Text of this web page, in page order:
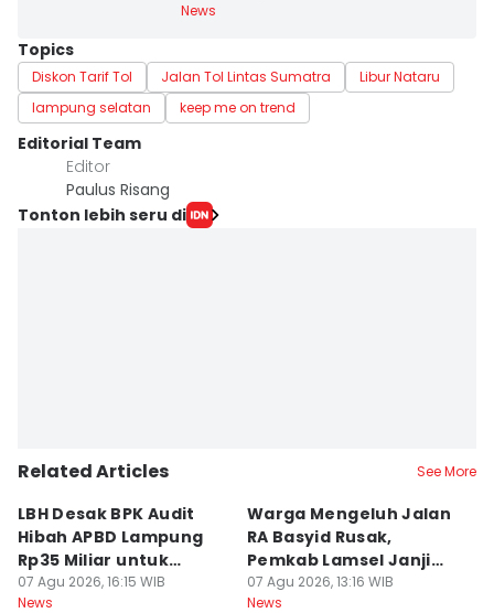
News
Topics
Diskon Tarif Tol Jalan Tol Lintas Sumatra
Libur Nataru
lampung selatan
keep me on trend
Editorial Team
Editor
Paulus Risang
Tonton lebih seru di
Related Articles See More
LBH Desak BPK Audit
Hibah APBD Lampung
Rp35 Miliar untuk
Kejaksaan
07 Agu 2026, 16:15 WIB
News
Warga Mengeluh Jalan
RA Basyid Rusak,
Pemkab Lamsel Janji
Segera Perbaiki
07 Agu 2026, 13:16 WIB
News